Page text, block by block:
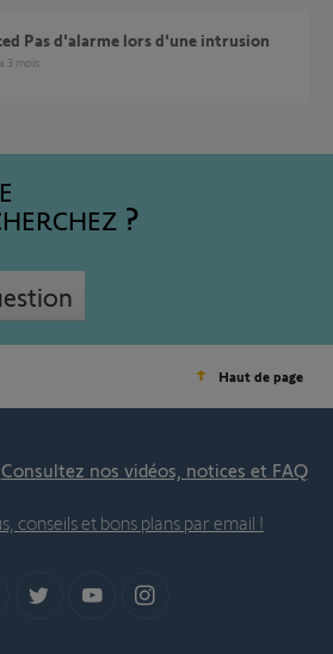
Pas d'alarme lors d'une intrusion
a 3 mois
Haut de page
Consultez nos vidéos, notices et FAQ
conseils et bons plans par email !